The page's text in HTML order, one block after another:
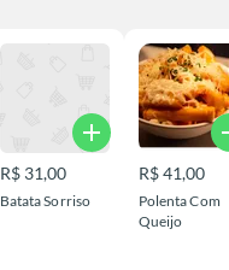
Batata Sorriso
R$ 31,00
add
Polenta Com
Queijo
R$ 41,00